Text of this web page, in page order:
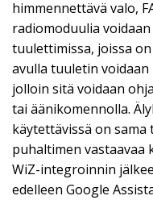
himmennettävä valo,
radiomoduulia
tuulettimissa, joissa
avulla tuuletin
jolloin sitä voidaan
tai äänikomennolla.
käytettävissä on
puhaltimen vastaavaa
WiZ-integroinnin
edelleen Google